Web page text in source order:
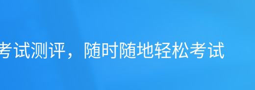
试测评，随时随地轻松考试